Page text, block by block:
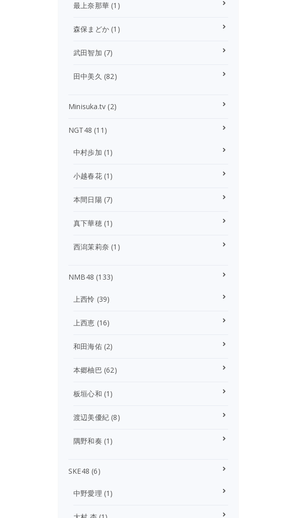
最上奈那華 (1)
森保まどか (1)
武田智加 (7)
田中美久 (82)
Minisuka.tv (2)
NGT48 (11)
中村歩加 (1)
小越春花(1)
本間日陽(7)
真下華穂(1)
西潟茉莉奈 (1)
NMB48 (133)
上西怜 (39)
上西恵 (16)
和田海佑(2)
本郷柚巴 (62)
板垣心和 (1)
渡辺美優紀 (8)
隅野和奏 (1)
SKE48 (6)
中野愛理 (1)